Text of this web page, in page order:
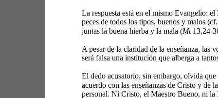
La respuesta está en el mismo Evangelio:
peces de todos los tipos, buenos y malos
juntas la buena hierba y la mala (Mt 13,24-
A pesar de la claridad de la enseñanza, las
será falsa una institución que alberga a
El dedo acusatorio, sin embargo, olvida
acuerdo con las enseñanzas de Cristo y de
personal. Ni Cristo, el Maestro Bueno, ni